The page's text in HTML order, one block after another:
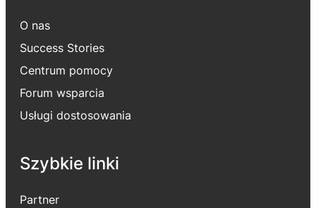
O nas
Success Stories
Centrum pomocy
Forum wsparcia
Usługi dostosowania
Szybkie linki
Partner